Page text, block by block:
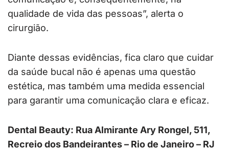
qualidade de vida das pessoas”, alerta o
cirurgião.
Diante dessas evidências, fica claro que cuidar
da saúde bucal não é apenas uma questão
estética, mas também uma medida essencial
para garantir uma comunicação clara e eficaz.
Dental Beauty: Rua Almirante Ary Rongel, 511,
Recreio dos Bandeirantes – Rio de Janeiro – RJ